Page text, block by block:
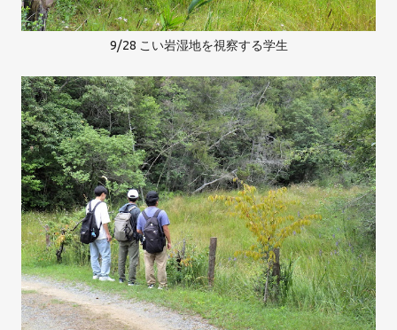
9/28 こい岩湿地を視察する学生